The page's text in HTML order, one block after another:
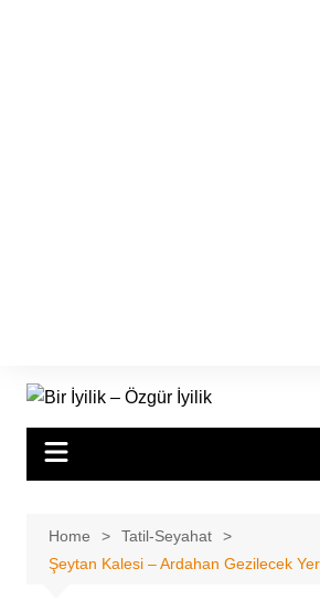
Home
Tatil-Seyahat
Şeytan Kalesi – Ardahan Gezilecek